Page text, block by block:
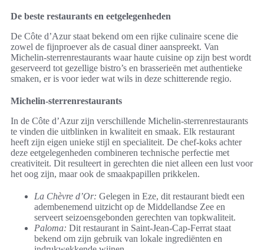
De beste restaurants en eetgelegenheden
De Côte d’Azur staat bekend om een rijke culinaire scene die
zowel de fijnproever als de casual diner aanspreekt. Van
Michelin-sterrenrestaurants waar haute cuisine op zijn best wordt
geserveerd tot gezellige bistro’s en brasserieën met authentieke
smaken, er is voor ieder wat wils in deze schitterende regio.
Michelin-sterrenrestaurants
In de Côte d’Azur zijn verschillende Michelin-sterrenrestaurants
te vinden die uitblinken in kwaliteit en smaak. Elk restaurant
heeft zijn eigen unieke stijl en specialiteit. De chef-koks achter
deze eetgelegenheden combineren technische perfectie met
creativiteit. Dit resulteert in gerechten die niet alleen een lust voor
het oog zijn, maar ook de smaakpapillen prikkelen.
La Chèvre d’Or: Gelegen in Eze, dit restaurant biedt een
adembenemend uitzicht op de Middellandse Zee en
serveert seizoensgebonden gerechten van topkwaliteit.
Paloma: Dit restaurant in Saint-Jean-Cap-Ferrat staat
bekend om zijn gebruik van lokale ingrediënten en